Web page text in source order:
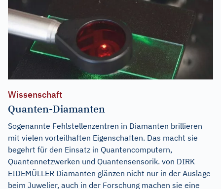
Wissenschaft
Quanten-Diamanten
Sogenannte Fehlstellenzentren in Diamanten brillieren
mit vielen vorteilhaften Eigenschaften. Das macht sie
begehrt für den Einsatz in Quantencomputern,
Quantennetzwerken und Quantensensorik. von DIRK
EIDEMÜLLER Diamanten glänzen nicht nur in der Auslage
beim Juwelier, auch in der Forschung machen sie eine